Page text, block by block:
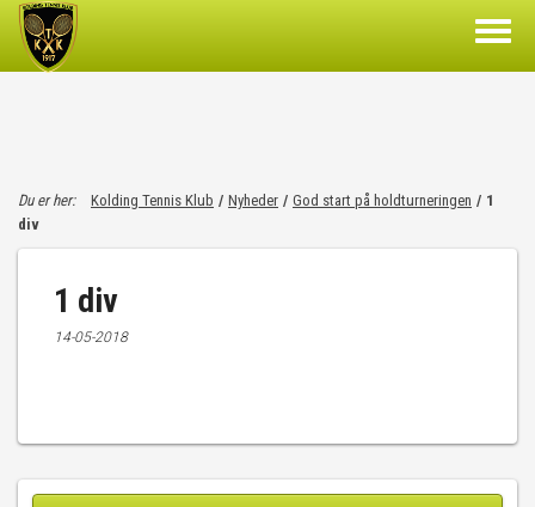
Du er her: Kolding Tennis Klub / Nyheder / God start på holdturneringen / 1
div
1 div
14-05-2018